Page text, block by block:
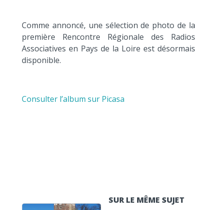
Comme annoncé, une sélection de photo de la
première Rencontre Régionale des Radios
Associatives en Pays de la Loire est désormais
disponible.
Consulter l’album sur Picasa
SUR LE MÊME SUJET